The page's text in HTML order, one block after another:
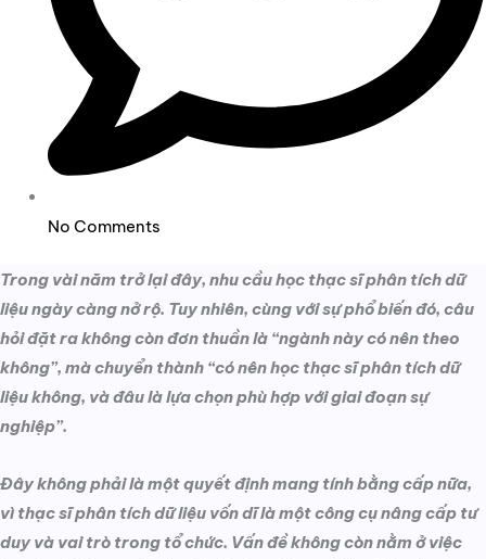
No Comments
Trong vài năm trở lại đây, nhu cầu học thạc sĩ phân tích dữ
liệu ngày càng nở rộ. Tuy nhiên, cùng với sự phổ biến đó, câu
hỏi đặt ra không còn đơn thuần là “ngành này có nên theo
không”, mà chuyển thành “có nên học thạc sĩ phân tích dữ
liệu không, và đâu là lựa chọn phù hợp với giai đoạn sự
nghiệp”.
Đây không phải là một quyết định mang tính bằng cấp nữa,
vì thạc sĩ phân tích dữ liệu vốn dĩ là một công cụ nâng cấp tư
duy và vai trò trong tổ chức. Vấn đề không còn nằm ở việc